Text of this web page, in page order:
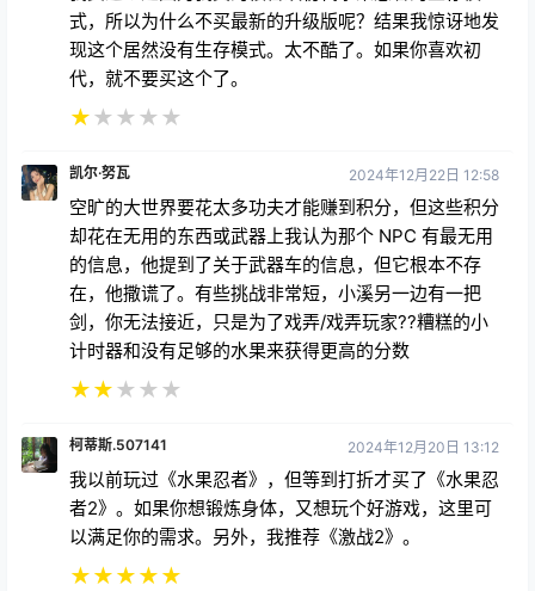
式，所以为什么不买最新的升级版呢？结果我惊讶地发
现这个居然没有生存模式。太不酷了。如果你喜欢初
代，就不要买这个了。
★★ ★ ★ ★
凯尔·努瓦 2024年12月22日 12:58
空旷的大世界要花太多功夫才能赚到积分，但这些积分
却花在无用的东西或武器上我认为那个 NPC 有最无用
的信息，他提到了关于武器车的信息，但它根本不存
在，他撒谎了。有些挑战非常短，小溪另一边有一把
剑，你无法接近，只是为了戏弄/戏弄玩家??糟糕的小
计时器和没有足够的水果来获得更高的分数
★★★ ★ ★
柯蒂斯.507141 2024年12月20日 13:12
我以前玩过《水果忍者》，但等到打折才买了《水果忍
者2》。如果你想锻炼身体，又想玩个好游戏，这里可
以满足你的需求。另外，我推荐《激战2》。
★★★★★